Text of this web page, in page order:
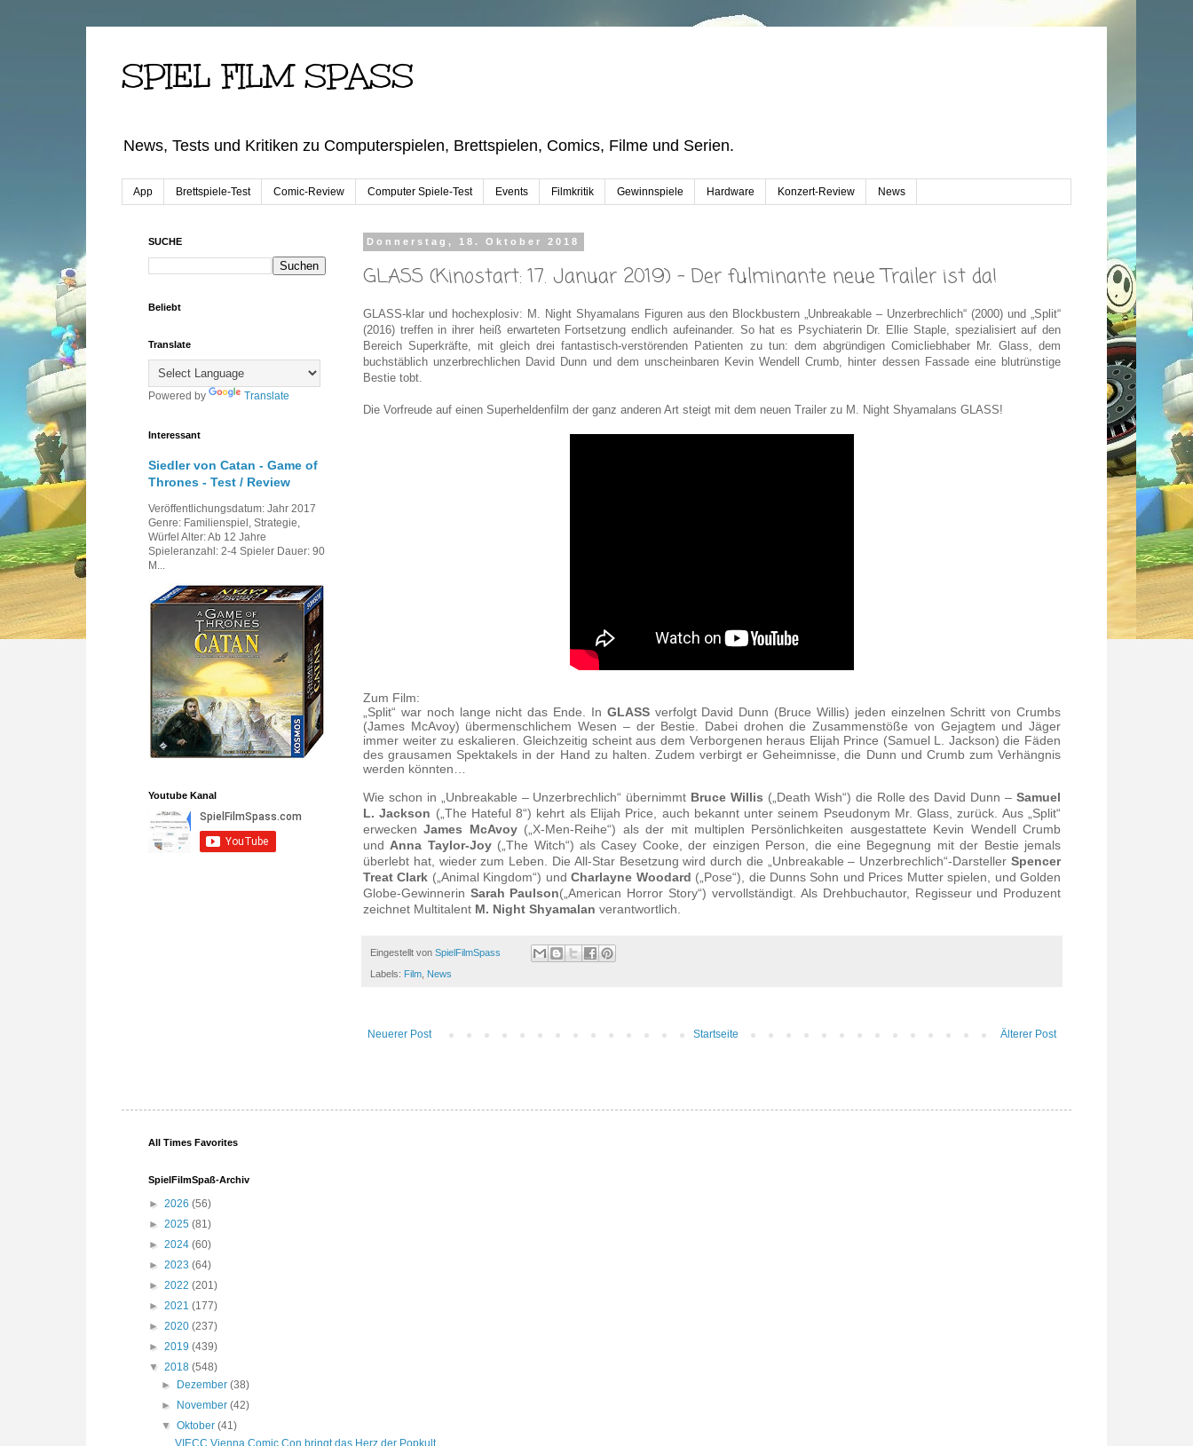
SPIEL FILM SPASS
News, Tests und Kritiken zu Computerspielen, Brettspielen, Comics, Filme und Serien.
App Brettspiele-Test Comic-Review Computer Spiele-Test Events Filmkritik Gewinnspiele Hardware Konzert-Review News
Donnerstag, 18. Oktober 2018
GLASS (Kinostart: 17. Januar 2019) - Der fulminante neue Trailer ist da!
GLASS-klar und hochexplosiv: M. Night Shyamalans Figuren aus den Blockbustern „Unbreakable – Unzerbrechlich“ (2000) und „Split“
(2016) treffen in ihrer heiß erwarteten Fortsetzung endlich aufeinander. So hat es Psychiaterin Dr. Ellie Staple, spezialisiert auf den
Bereich Superkräfte, mit gleich drei fantastisch-verstörenden Patienten zu tun: dem abgründigen Comicliebhaber Mr. Glass, dem
buchstäblich unzerbrechlichen David Dunn und dem unscheinbaren Kevin Wendell Crumb, hinter dessen Fassade eine blutrünstige
Bestie tobt.
Die Vorfreude auf einen Superheldenfilm der ganz anderen Art steigt mit dem neuen Trailer zu M. Night Shyamalans GLASS!
Zum Film:
„Split“ war noch lange nicht das Ende. In GLASSverfolgt David Dunn (Bruce Willis) jeden einzelnen Schritt von Crumbs
(James McAvoy) übermenschlichem Wesen – der Bestie. Dabei drohen die Zusammenstöße von Gejagtem und Jäger
immer weiter zu eskalieren. Gleichzeitig scheint aus dem Verborgenen heraus Elijah Prince (Samuel L. Jackson) die Fäden
des grausamen Spektakels in der Hand zu halten. Zudem verbirgt er Geheimnisse, die Dunn und Crumb zum Verhängnis
werden könnten…
Wie schon in „Unbreakable – Unzerbrechlich“ übernimmt Bruce Willis („Death Wish“) die Rolle des David Dunn –Samuel
L. Jackson („The Hateful 8“) kehrt als Elijah Price, auch bekannt unter seinem Pseudonym Mr. Glass, zurück. Aus „Split“
erweckenJames McAvoy(„X-Men-Reihe“) als der mit multiplen Persönlichkeiten ausgestattete Kevin Wendell Crumb
und Anna Taylor-Joy(„The Witch“) als Casey Cooke, der einzigen Person, die eine Begegnung mit der Bestie jemals
überlebt hat, wieder zum Leben. Die All-Star Besetzung wird durch die „ Unbreakable – Unzerbrechlich“-DarstellerSpencer
Treat Clark („Animal Kingdom“) undCharlayne Woodard („Pose“), die Dunns Sohn und Prices Mutter spielen, und Golden
Globe-Gewinnerin Sarah Paulson(„American Horror Story“) vervollständigt.Als Drehbuchautor, Regisseur und Produzent
zeichnet Multitalent M. Night Shyamalan verantwortlich.
Eingestellt von SpielFilmSpass
Labels: Film, News
Neuerer Post Älterer Post
Startseite
SUCHE
Beliebt
Translate
Powered by Translate
Interessant
Siedler von Catan - Game of
Thrones - Test / Review
Veröffentlichungsdatum: Jahr 2017
Genre: Familienspiel, Strategie,
Würfel Alter: Ab 12 Jahre
Spieleranzahl: 2-4 Spieler Dauer: 90
M...
Youtube Kanal
All Times Favorites
SpielFilmSpaß-Archiv
► 2026 (56)
► 2025 (81)
► 2024 (60)
► 2023 (64)
► 2022 (201)
► 2021 (177)
► 2020 (237)
► 2019 (439)
▼ 2018 (548)
►
Dezember(38)
►
November(42)
▼Oktober(41)